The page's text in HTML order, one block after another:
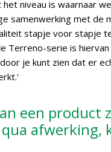
niveau is waarnaar
samenwerking met de
stapje voor stapje
Terreno-serie is hiervan
je kunt zien dat er
een product
afwerking,